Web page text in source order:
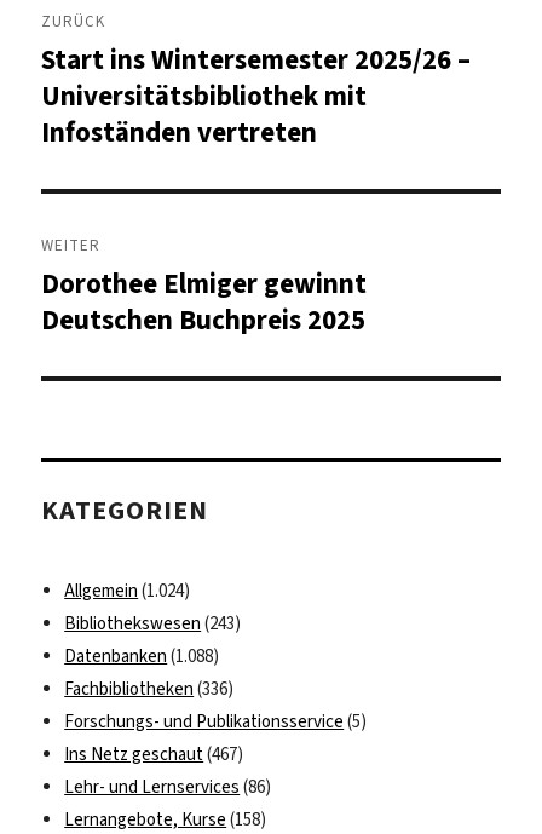
ZURÜCK
Vorheriger
Beitrag:
Start ins Wintersemester 2025/26 –
Universitätsbibliothek mit
Infoständen vertreten
WEITER
Nächster
Beitrag:
Dorothee Elmiger gewinnt
Deutschen Buchpreis 2025
KATEGORIEN
Allgemein (1.024)
Bibliothekswesen (243)
Datenbanken (1.088)
Fachbibliotheken (336)
Forschungs- und Publikationsservice (5)
Ins Netz geschaut(467)
Lehr- und Lernservices (86)
Lernangebote, Kurse (158)